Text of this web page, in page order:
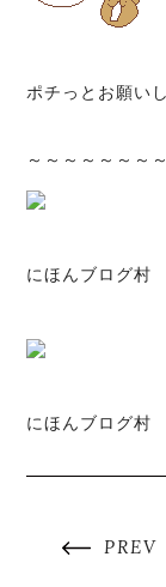
ポチっとお願い
～～～～～～～
にほんブログ村
にほんブログ村
PREV